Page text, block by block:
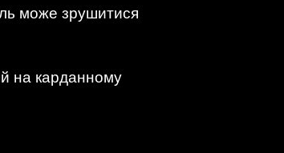
може зрушитися
на карданному